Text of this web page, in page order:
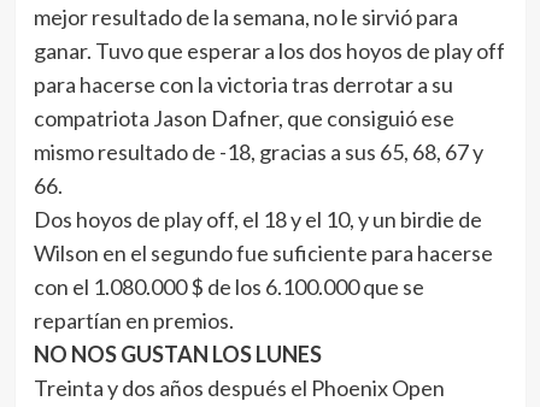
mejor resultado de la semana, no le sirvió para
ganar. Tuvo que esperar a los dos hoyos de play off
para hacerse con la victoria tras derrotar a su
compatriota Jason Dafner, que consiguió ese
mismo resultado de -18, gracias a sus 65, 68, 67 y
66.
Dos hoyos de play off, el 18 y el 10, y un birdie de
Wilson en el segundo fue suficiente para hacerse
con el 1.080.000 $ de los 6.100.000 que se
repartían en premios.
NO NOS GUSTAN LOS LUNES
Treinta y dos años después el Phoenix Open